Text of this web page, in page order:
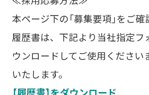
本ページ下の「募集要項」をご確
履歴書は、下記より当社指定フ
ウンロードしてご使用ください
いたします。